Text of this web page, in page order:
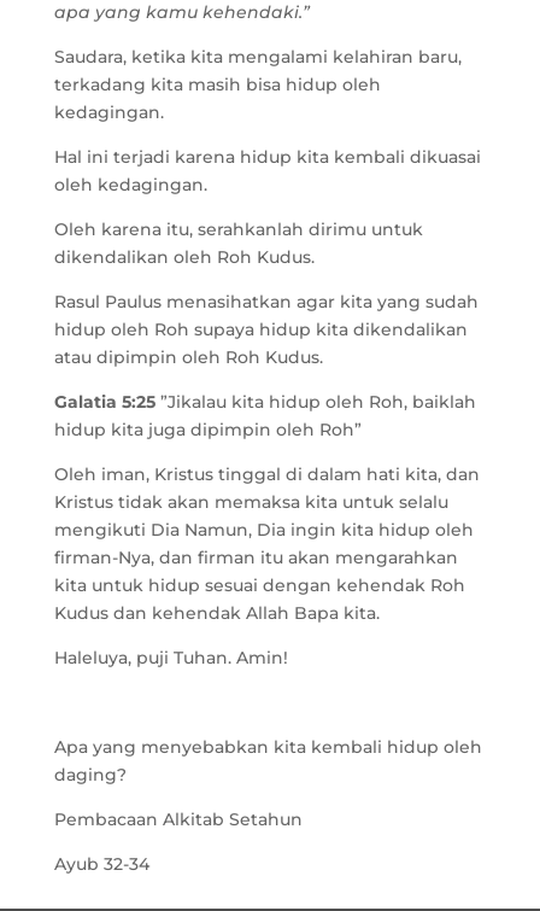
apa yang kamu kehendaki.”
Saudara, ketika kita mengalami kelahiran baru,
terkadang kita masih bisa hidup oleh
kedagingan.
Hal ini terjadi karena hidup kita kembali dikuasai
oleh kedagingan.
Oleh karena itu, serahkanlah dirimu untuk
dikendalikan oleh Roh Kudus.
Rasul Paulus menasihatkan agar kita yang sudah
hidup oleh Roh supaya hidup kita dikendalikan
atau dipimpin oleh Roh Kudus.
Galatia 5:25”Jikalau kita hidup oleh Roh, baiklah
hidup kita juga dipimpin oleh Roh”
Oleh iman, Kristus tinggal di dalam hati kita, dan
Kristus tidak akan memaksa kita untuk selalu
mengikuti Dia Namun, Dia ingin kita hidup oleh
firman-Nya, dan firman itu akan mengarahkan
kita untuk hidup sesuai dengan kehendak Roh
Kudus dan kehendak Allah Bapa kita.
Haleluya, puji Tuhan. Amin!
Apa yang menyebabkan kita kembali hidup oleh
daging?
Pembacaan Alkitab Setahun
Ayub 32-34